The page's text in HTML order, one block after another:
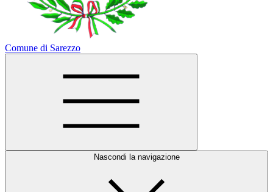
Comune di Sarezzo
Nascondi la navigazione